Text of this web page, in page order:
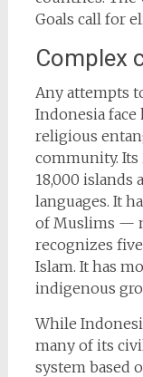
Goals call for
Complex
Any attempts
Indonesia face
religious
community.
18,000 islands
languages. It
of Muslims —
recognizes
Islam. It has
indigenous
While
many of its
system based